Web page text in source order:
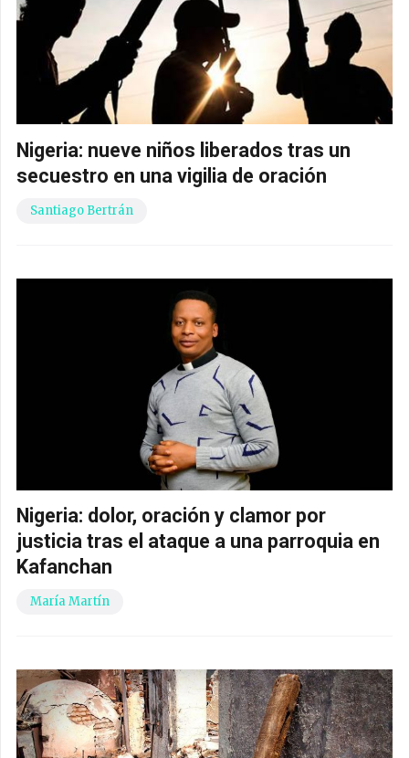
Nigeria: nueve niños liberados tras un
secuestro en una vigilia de oración
Santiago Bertrán
Nigeria: dolor, oración y clamor por
justicia tras el ataque a una parroquia en
Kafanchan
María Martín